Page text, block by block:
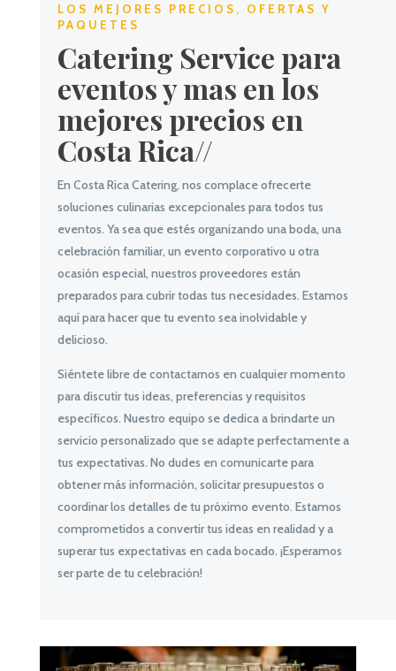
LOS MEJORES PRECIOS, OFERTAS Y
PAQUETES
Catering Service para
eventos y mas en los
mejores precios en
Costa Rica//
En Costa Rica Catering, nos complace ofrecerte
soluciones culinarias excepcionales para todos tus
eventos. Ya sea que estés organizando una boda, una
celebración familiar, un evento corporativo u otra
ocasión especial, nuestros proveedores están
preparados para cubrir todas tus necesidades. Estamos
aquí para hacer que tu evento sea inolvidable y
delicioso.
Siéntete libre de contactarnos en cualquier momento
para discutir tus ideas, preferencias y requisitos
específicos. Nuestro equipo se dedica a brindarte un
servicio personalizado que se adapte perfectamente a
tus expectativas. No dudes en comunicarte para
obtener más información, solicitar presupuestos o
coordinar los detalles de tu próximo evento. Estamos
comprometidos a convertir tus ideas en realidad y a
superar tus expectativas en cada bocado. ¡Esperamos
ser parte de tu celebración!